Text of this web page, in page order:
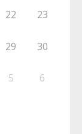
22 23
29 30
5 6